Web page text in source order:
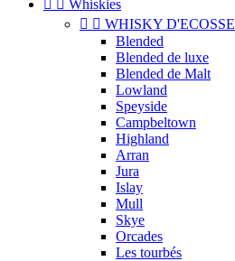
  Whiskies
  WHISKY D'ECOSSE
Blended
Blended de luxe
Blended de Malt
Lowland
Speyside
Campbeltown
Highland
Arran
Jura
Islay
Mull
Skye
Orcades
Les tourbés